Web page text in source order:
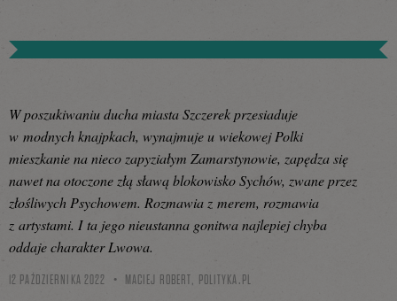
W poszukiwaniu ducha miasta Szczerek przesiaduje
w modnych knajpkach, wynajmuje u wiekowej Polki
mieszkanie na nieco zapyziałym Zamarstynowie, zapędza się
nawet na otoczone złą sławą blokowisko Sychów, zwane przez
złośliwych Psychowem. Rozmawia z merem, rozmawia
z artystami. I ta jego nieustanna gonitwa najlepiej chyba
oddaje charakter Lwowa.
12 PAŹDZIERNIKA 2022 MACIEJ ROBERT, POLITYKA.PL